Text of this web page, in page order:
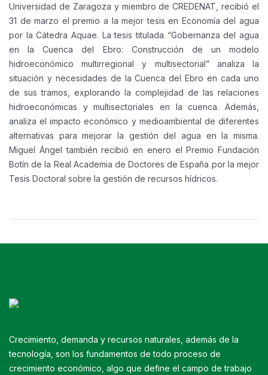
Universidad de Zaragoza y miembro de CREDENAT, recibió el
31 de marzo el premio a la mejor tesis en Economía del agua
por la Cátedra Aquae. La tesis titulada “Gobernanza del agua
en la Cuenca del Ebro: Construcción de un modelo
hidroeconómico multirregional y multisectorial” analiza la
situación y necesidades de la Cuenca del Ebro en cada uno
de sus tramos, explorando la complejidad de las relaciones
hidroeconómicas y multisectoriales en la cuenca. Además,
analiza el impacto económico y medioambiental de diferentes
alternativas para mejorar la gestión del agua en la misma.
Miguel Ángel también recibió en enero el Premio Fundación
Botín de la Real Academia de Doctores de España por la mejor
Tesis Doctoral sobre la gestión de recursos hídricos.
Crecimiento, demanda y recursos naturales, además de la
tecnología, son los fundamentos de todo proceso de
crecimiento económico, algo que define el campo de trabajo